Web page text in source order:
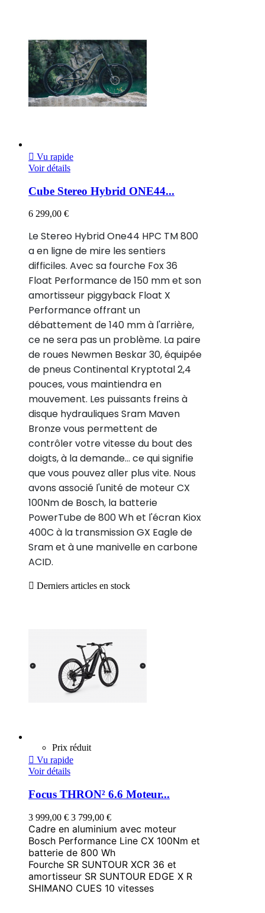
 Vu rapide
Voir détails
Cube Stereo Hybrid ONE44...
6 299,00 €
Le Stereo Hybrid One44 HPC TM 800
a en ligne de mire les sentiers
difficiles. Avec sa fourche Fox 36
Float Performance de 150 mm et son
amortisseur piggyback Float X
Performance offrant un
débattement de 140 mm à l'arrière,
ce ne sera pas un problème. La paire
de roues Newmen Beskar 30, équipée
de pneus Continental Kryptotal 2,4
pouces, vous maintiendra en
mouvement. Les puissants freins à
disque hydrauliques Sram Maven
Bronze vous permettent de
contrôler votre vitesse du bout des
doigts, à la demande... ce qui signifie
que vous pouvez aller plus vite. Nous
avons associé l'unité de moteur CX
100Nm de Bosch, la batterie
PowerTube de 800 Wh et l'écran Kiox
400C à la transmission GX Eagle de
Sram et à une manivelle en carbone
ACID.
 Derniers articles en stock
Prix réduit
 Vu rapide
Voir détails
Focus THRON² 6.6 Moteur...
3 999,00 € 3 799,00 €
Cadre en aluminium avec moteur
Bosch Performance Line CX 100Nm et
batterie de 800 Wh
Fourche SR SUNTOUR XCR 36 et
amortisseur SR SUNTOUR EDGE X R
SHIMANO CUES 10 vitesses